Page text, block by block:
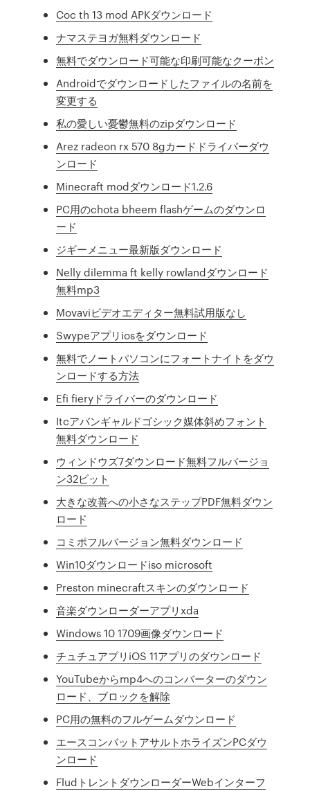
Coc th 13 mod APKダウンロード
ナマステヨガ無料ダウンロード
無料でダウンロード可能な印刷可能なクーポン
Androidでダウンロードしたファイルの名前を
変更する
私の愛しい憂鬱無料のzipダウンロード
Arez radeon rx 570 8gカードドライバーダウ
ンロード
Minecraft modダウンロード1.2.6
PC用のchota bheem flashゲームのダウンロ
ード
ジギーメニュー最新版ダウンロード
Nelly dilemma ft kelly rowlandダウンロード
無料mp3
Movaviビデオエディター無料試用版なし
Swypeアプリiosをダウンロード
無料でノートパソコンにフォートナイトをダウ
ンロードする方法
Efi fieryドライバーのダウンロード
Itcアバンギャルドゴシック媒体斜めフォント
無料ダウンロード
ウィンドウズ7ダウンロード無料フルバージョ
ン32ビット
大きな改善への小さなステップPDF無料ダウン
ロード
コミポフルバージョン無料ダウンロード
Win10ダウンロードiso microsoft
Preston minecraftスキンのダウンロード
音楽ダウンローダーアプリxda
Windows 10 1709画像ダウンロード
チュチュアプリiOS 11アプリのダウンロード
YouTubeからmp4へのコンバーターのダウン
ロード、ブロックを解除
PC用の無料のフルゲームダウンロード
エースコンバットアサルトホライズンPCダウ
ンロード
FludトレントダウンローダーWebインターフ